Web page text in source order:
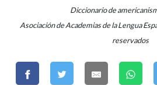
Diccionario de
Asociación de Academias de la Lengua
reservados